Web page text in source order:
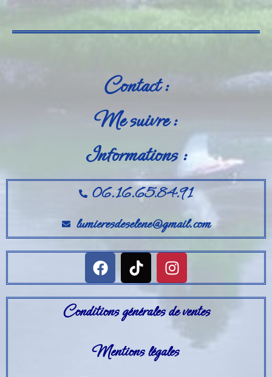
Contact :
Me suivre :
Informations :
06.16.65.84.91
lumieresdeselene@gmail.com
Conditions générales de ventes
Mentions légales